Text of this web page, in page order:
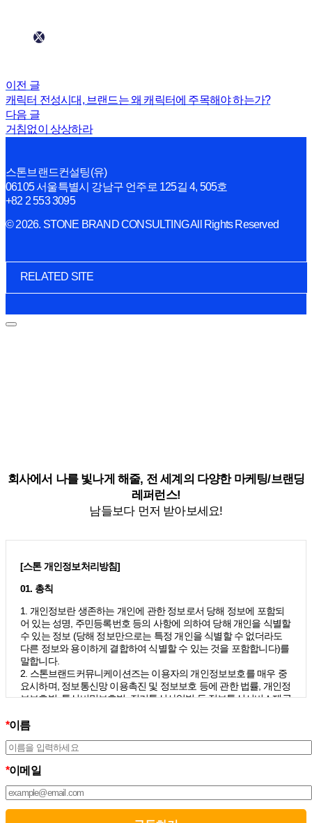
이전 글
캐릭터 전성시대, 브랜드는 왜 캐릭터에 주목해야 하는가?
다음 글
거침없이 상상하라
스톤브랜드컨설팅(유)
06105 서울특별시 강남구 언주로 125길 4, 505호
+82 2 553 3095
© 2026. STONE BRAND CONSULTING All Rights Reserved
RELATED SITE
회사에서 나를 빛나게 해줄, 전 세계의 다양한 마케팅/브랜딩
레퍼런스!
남들보다 먼저 받아보세요!
[스톤 개인정보처리방침]
01. 총칙
1. 개인정보란 생존하는 개인에 관한 정보로서 당해 정보에 포함되
어 있는 성명, 주민등록번호 등의 사항에 의하여 당해 개인을 식별할
수 있는 정보 (당해 정보만으로는 특정 개인을 식별할 수 없더라도
다른 정보와 용이하게 결합하여 식별할 수 있는 것을 포함합니다)를
말합니다.
2. 스톤브랜드커뮤니케이션즈는 이용자의 개인정보보호를 매우 중
요시하며, 정보통신망 이용촉진 및 정보보호 등에 관한 법률, 개인정
보보호법, 통신비밀보호법, 전기통신사업법 등 정보통신서비스제공
개인정보처리방침을 통하여 이용자가 제공하는 개인정보가 어떠한
치가 취해지고 있는지 알려드립니다.
선을 위하여 개정하는데 필요한 절차를 정하고 있으며, 개인정보처
리방침을 회사의 필요와 사회적 변화에 맞게 변경할 수 있습니다. 그
리고 개인정보처리방침을 개정하는 경우 버전번호 등을 부여하여
개정된 사항을 이용자께서 쉽게 알아볼 수 있도록 하고 있습니다.
*이름
*이메일